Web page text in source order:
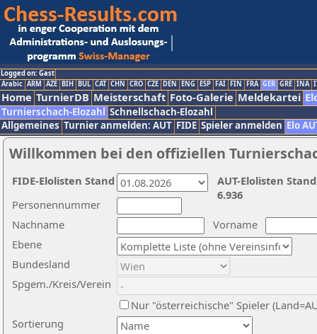
Logged on: Gast
Arabic ARM AZE BIH BUL CAT CHN CRO CZE DEN ENG ESP FAI FIN FRA GER GRE INA
Home TurnierDB Meisterschaft Foto-Galerie Meldekartei
Turnierschach-Elozahl Schnellschach-Elozahl
Allgemeines Turnier anmelden: AUT FIDE Spieler anmelden Elo
Willkommen bei den offiziellen
Nachname
Vorname
Ebene
Sortierung
Personennummer
Bundesland
Spgem./Kreis/Verein
Nur "österreichische" Spieler
AUT-Elolisten
6.936
FIDE-Elolisten Stand